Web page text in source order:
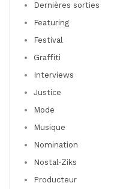
Dernières sorties
Featuring
Festival
Graffiti
Interviews
Justice
Mode
Musique
Nomination
Nostal-Ziks
Producteur